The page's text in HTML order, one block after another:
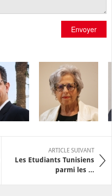
Envoyer
ARTICLE SUIVANT
Les Etudiants Tunisiens
parmi les ...